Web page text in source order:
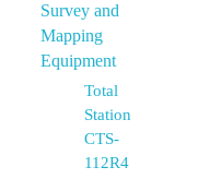
Survey and
Mapping
Equipment
Total
Station
CTS-
112R4